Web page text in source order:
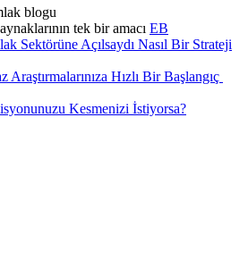
blogu
tek bir amacı EB
Sektörüne Açılsaydı Nasıl Bir Strateji
Hızlı Bir Başlangıç
Kesmenizi İstiyorsa?